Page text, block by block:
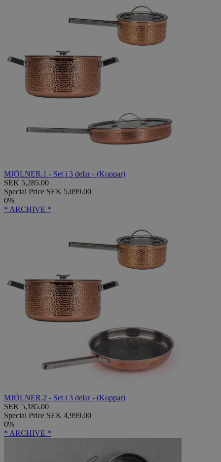
MJÖLNER.1 - Set i 3 delar - (Koppar)
SEK 5,285.00
Special Price SEK 5,099.00
0%
* ARCHIVE *
MJÖLNER.2 - Set i 3 delar - (Koppar)
SEK 5,185.00
Special Price SEK 4,999.00
0%
* ARCHIVE *